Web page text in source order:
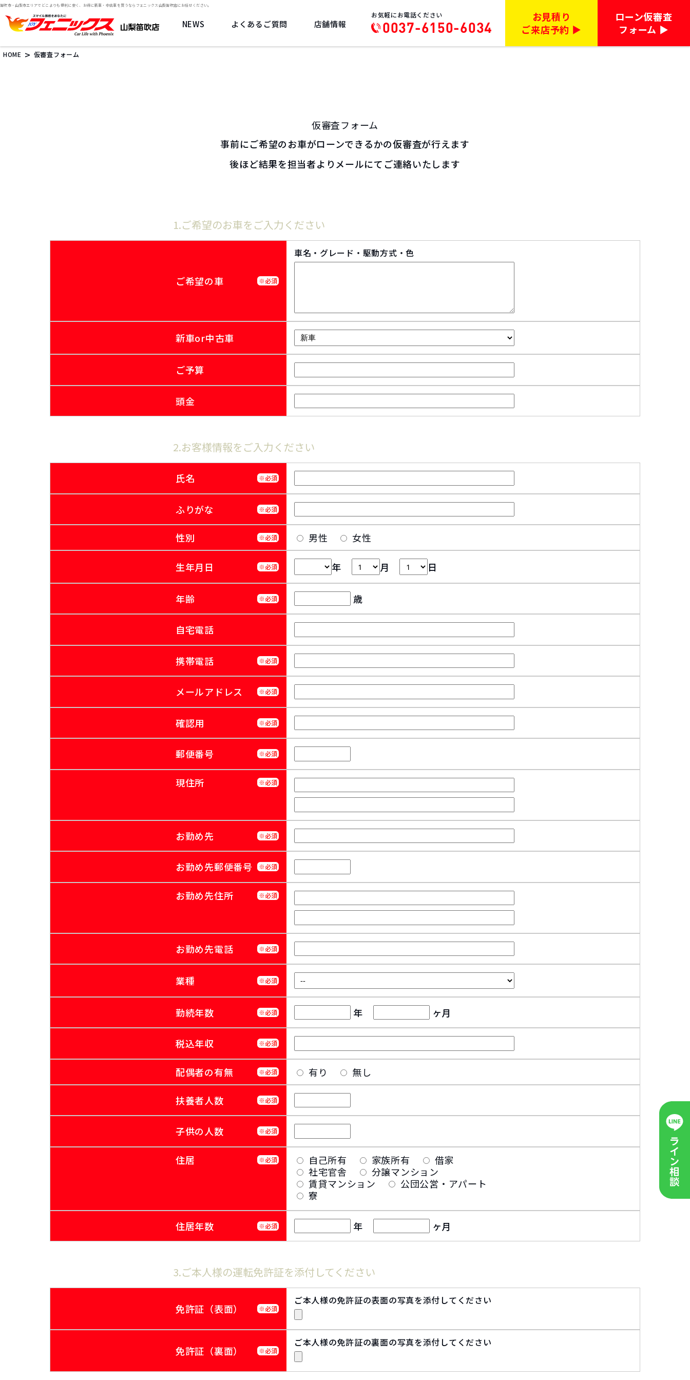
吹市・山梨市エリアでどこよりも便利に安く、お得に新車・中古車を買うならフェニックス山梨笛吹店にお任せください。
NEWS よくあるご質問 店舗情報
お気軽にお電話ください
0037-6150-6034
お見積り
ご来店予約 ▶︎
ローン仮審査
フォーム ▶︎
HOME > 仮審査フォーム
仮審査フォーム
事前にご希望のお車がローンできるかの仮審査が行えます
後ほど結果を担当者よりメールにてご連絡いたします
1.ご希望のお車をご入力ください
ご希望の車 ※必須
車名・グレード・駆動方式・色
新車or中古車
ご予算
頭金
2.お客様情報をご入力ください
氏名 ※必須
ふりがな ※必須
性別 ※必須 男性 女性
生年月日 ※必須 年 月 日
年齢 ※必須 歳
自宅電話
携帯電話 ※必須
メールアドレス ※必須
確認用 ※必須
郵便番号 ※必須
現住所 ※必須
お勤め先 ※必須
お勤め先郵便番号 ※必須
お勤め先住所 ※必須
お勤め先電話 ※必須
業種 ※必須
勤続年数 ※必須 年 ヶ月
税込年収 ※必須
配偶者の有無 ※必須 有り 無し
扶養者人数 ※必須
子供の人数 ※必須
住居 ※必須 自己所有 家族所有
借家
社宅官舎
分譲マンション
賃貸マンション
公団公営・アパート
寮
住居年数 ※必須 年 ヶ月
3.ご本人様の運転免許証を添付してください
免許証（表面） ※必須
ご本人様の免許証の表面の写真を添付してください
免許証（裏面） ※必須
ご本人様の免許証の裏面の写真を添付してください